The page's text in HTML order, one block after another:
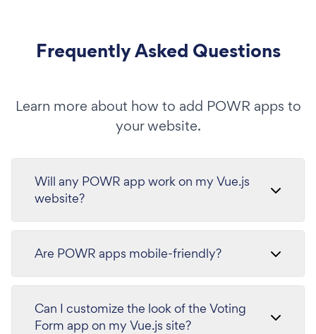
Frequently Asked Questions
Learn more about how to add POWR apps to
your website.
Will any POWR app work on my Vue.js
website?
Are POWR apps mobile-friendly?
Can I customize the look of the Voting
Form app on my Vue.js site?